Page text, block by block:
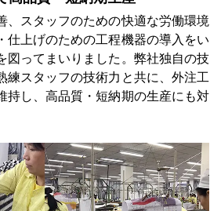
、スタッフのための快適な労働環境
仕上げのための工程機器の導入をい
図ってまいりました。弊社独自の技
練スタッフの技術力と共に、外注工
持し、高品質・短納期の生産にも対